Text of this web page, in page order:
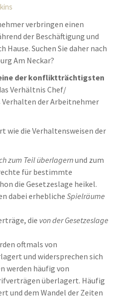
verbringen einen
der Beschäftigung und
Hause. Suchen Sie daher nach
Am Neckar?
der konfliktträchtigsten
Verhältnis Chef/
der Arbeitnehmer
die Verhaltensweisen der
zum Teil überlagernund zum
für bestimmte
die Gesetzeslage heikel.
dabei erhebliche Spielräume
die von der Gesetzeslage
oftmals von
und widersprechen sich
werden häufig von
überlagert. Häufig
und dem Wandel der Zeiten